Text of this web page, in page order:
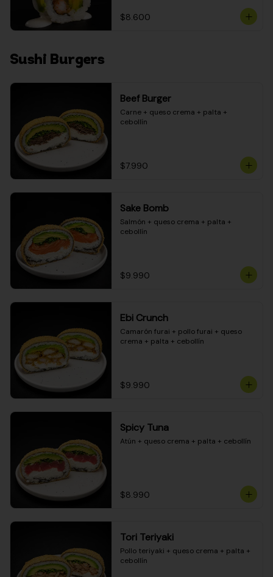
$8.600
Sushi Burgers
Beef Burger
Carne + queso crema + palta +
cebollín
$7.990
Sake Bomb
Salmón + queso crema + palta +
cebollín
$9.990
Ebi Crunch
Camarón furai + pollo furai + queso
crema + palta + cebollín
$9.990
Spicy Tuna
Atún + queso crema + palta + cebollín
$8.990
Tori Teriyaki
Pollo teriyaki + queso crema + palta +
cebollín